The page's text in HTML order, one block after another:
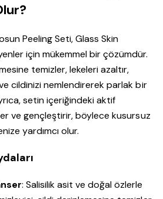
Peeling Seti, Glass Skin
için mükemmel bir çözümdür.
temizler, lekeleri azaltır,
ve cildinizi nemlendirerek parlak bir
setin içeriğindeki aktif
ve gençleştirir, böylece kusursuz
yardımcı olur.
: Salisilik asit ve doğal özlerle